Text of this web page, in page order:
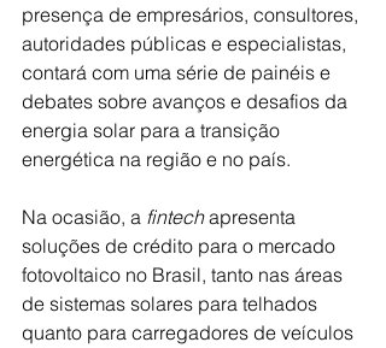
presença de empresários, consultores,
autoridades públicas e especialistas,
contará com uma série de painéis e
debates sobre avanços e desafios da
energia solar para a transição
energética na região e no país.
Na ocasião, a fintech apresenta
soluções de crédito para o mercado
fotovoltaico no Brasil, tanto nas áreas
de sistemas solares para telhados
quanto para carregadores de veículos